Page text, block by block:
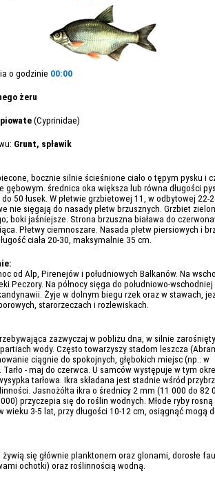
o godzinie 00:00
żeru
(Cyprinidae)
Grunt, spławik
bocznie silnie ścieśnione ciało o tępym pysku i
gębowym. średnica oka większa lub równa długości
50 łusek. W płetwie grzbietowej 11, w odbytowej 22-
nie sięgają do nasady płetw brzusznych. Grzbiet
boki jaśniejsze. Strona brzuszna biaława do
Płetwy ciemnoszare. Nasada płetw piersiowych i
ciała 20-30, maksymalnie 35 cm.
od Alp, Pirenejów i południowych Bałkanów. Na
Peczory. Na północy sięga do południowo-
Żyje w dolnym biegu rzek oraz w stawach,
starorzeczach i rozlewiskach.
zazwyczaj w pobliżu dna, w silnie
wody. Często towarzyszy stadom leszcza
ciągnie do spokojnych, głębokich miejsc (np.: w
Tarło - maj do czerwca. U samców występuje w tym
tarłowa. Ikra składana jest stadnie wśród
Jasnożółta ikra o średnicy 2 mm (11 000 do 82
000) przyczepia się do roślin wodnych. Młode ryby
wieku 3-5 lat, przy długości 10-12 cm, osiągnąć mogą
żywią się głównie planktonem oraz glonami, dorosłe
ochotki) oraz roślinnością wodną.